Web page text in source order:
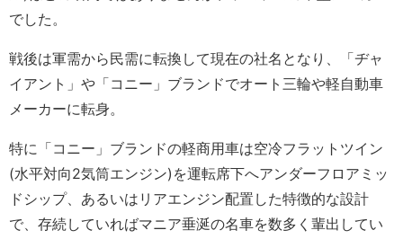
でした。
戦後は軍需から民需に転換して現在の社名となり、「ヂャ
イアント」や「コニー」ブランドでオート三輪や軽自動車
メーカーに転身。
特に「コニー」ブランドの軽商用車は空冷フラットツイン
(水平対向2気筒エンジン)を運転席下へアンダーフロアミッ
ドシップ、あるいはリアエンジン配置した特徴的な設計
で、存続していればマニア垂涎の名車を数多く輩出してい